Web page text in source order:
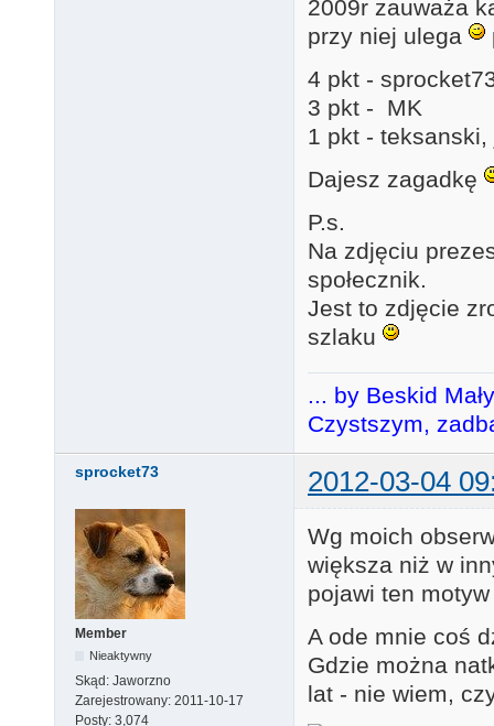
2009r zauważa
przy niej ulega
4 pkt -
3 pkt - MK
1 pkt - teksanski,
Dajesz zagadkę
P.s.
Na zdjęciu
społecznik.
Jest to zdjęcie
szlaku
... by Beskid
Czystszym,
sprocket73 2012-03-04
Member
Nieaktywny
Skąd: Jaworzno
Zarejestrowany: 2011-10-17
Posty: 3,074
Wg moich
większa niż w
pojawi ten
A ode mnie coś
Gdzie można
lat - nie wiem,